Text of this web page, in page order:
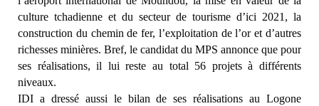
culture tchadienne et du secteur de tourisme d’ici 2021, la
construction du chemin de fer, l’exploitation de l’or et d’autres
richesses minières. Bref, le candidat du MPS annonce que pour
ses réalisations, il lui reste au total 56 projets à différents
niveaux.
IDI a dressé aussi le bilan de ses réalisations au Logone